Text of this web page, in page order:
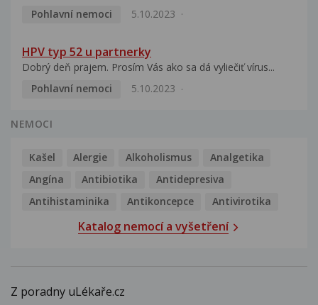
Pohlavní nemoci
5.10.2023
HPV typ 52 u partnerky
Dobrý deň prajem. Prosím Vás ako sa dá vyliečiť vírus...
Pohlavní nemoci
5.10.2023
NEMOCI
Kašel Alergie Alkoholismus
Analgetika
Angína
Antibiotika
Antidepresiva
Antihistaminika
Antikoncepce Antivirotika
Katalog nemocí a vyšetření
Z poradny uLékaře.cz